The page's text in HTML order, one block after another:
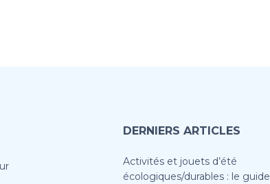
DERNIERS ARTICLES
Activités et jouets d’été
écologiques/durables : le guide